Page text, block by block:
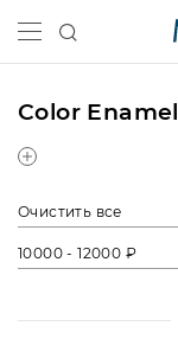
Color Enamel
Очистить все
10000 - 12000 ₽